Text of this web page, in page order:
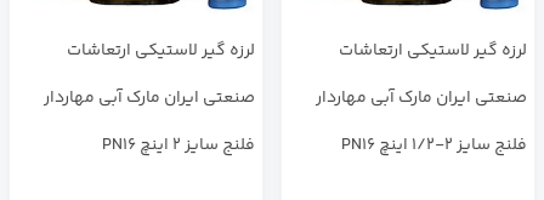
لرزه ‌گیر لاستیکی ارتعاشات
صنعتی ایران مارک آبی مهاردار
فلنج سایز 2-1/2 اینچ PN16
لرزه ‌گیر لاستیکی ارتعاشات
صنعتی ایران مارک آبی مهاردار
فلنج سایز 2 اینچ PN16